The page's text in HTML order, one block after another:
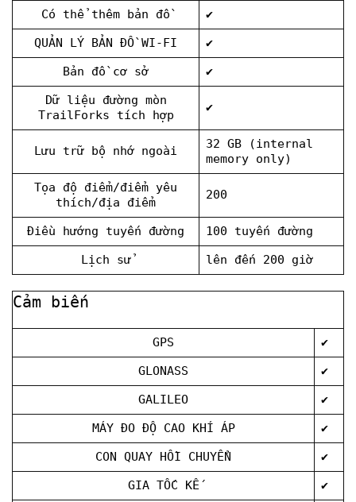
Có thể thêm bản đồ
✔
QUẢN LÝ BẢN ĐỒ WI-FI
✔
Bản đồ cơ sở
✔
Dữ liệu đường mòn
TrailForks tích hợp
✔
Lưu trữ bộ nhớ ngoài
32 GB (internal
memory only)
Tọa độ điểm/điểm yêu
thích/địa điểm
200
Điều hướng tuyến đường
100 tuyến đường
Lịch sử
lên đến 200 giờ
Cảm biến
GPS
✔
GLONASS
✔
GALILEO
✔
MÁY ĐO ĐỘ CAO KHÍ ÁP
✔
CON QUAY HỒI CHUYỂN
✔
GIA TỐC KẾ
✔